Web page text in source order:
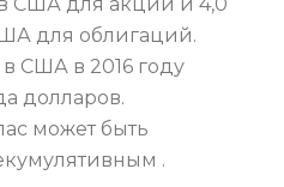
для облигаций.
США в 2016 году
долларов.
может быть
.